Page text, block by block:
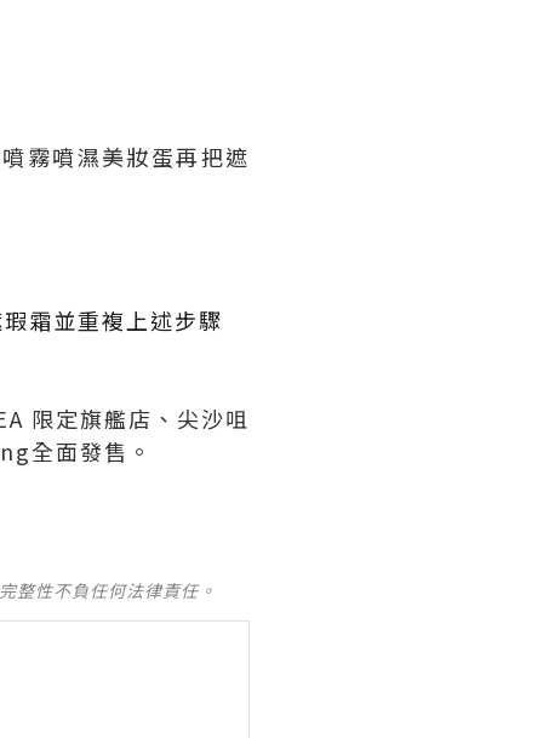
霧噴濕美妝蛋再把遮
霜並重複上述步驟
限定旗艦店、尖沙咀
全面發售。
整性不負任何法律責任。